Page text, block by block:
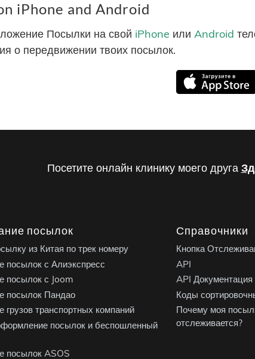
iPhone and Android
Посылки на свой iPhone или Android
о передвижении твоих посылок.
Посетите онлайн клинику моего друга
посылок
из Китая по трек номеру
посылок с Алиэкспресс
посылок с Joom
посылок Пандао
грузов транспортных компаний
посылок и беспошленный
посылок ASOS
Справочники
Кнопка
API
API Документация
Коды
Почему моя
отслеживается?